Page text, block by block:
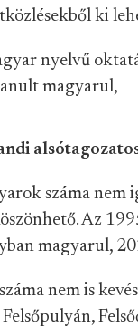
ki
nyelvű
magyarul,
száma nem
Az
magyarul,
nem is